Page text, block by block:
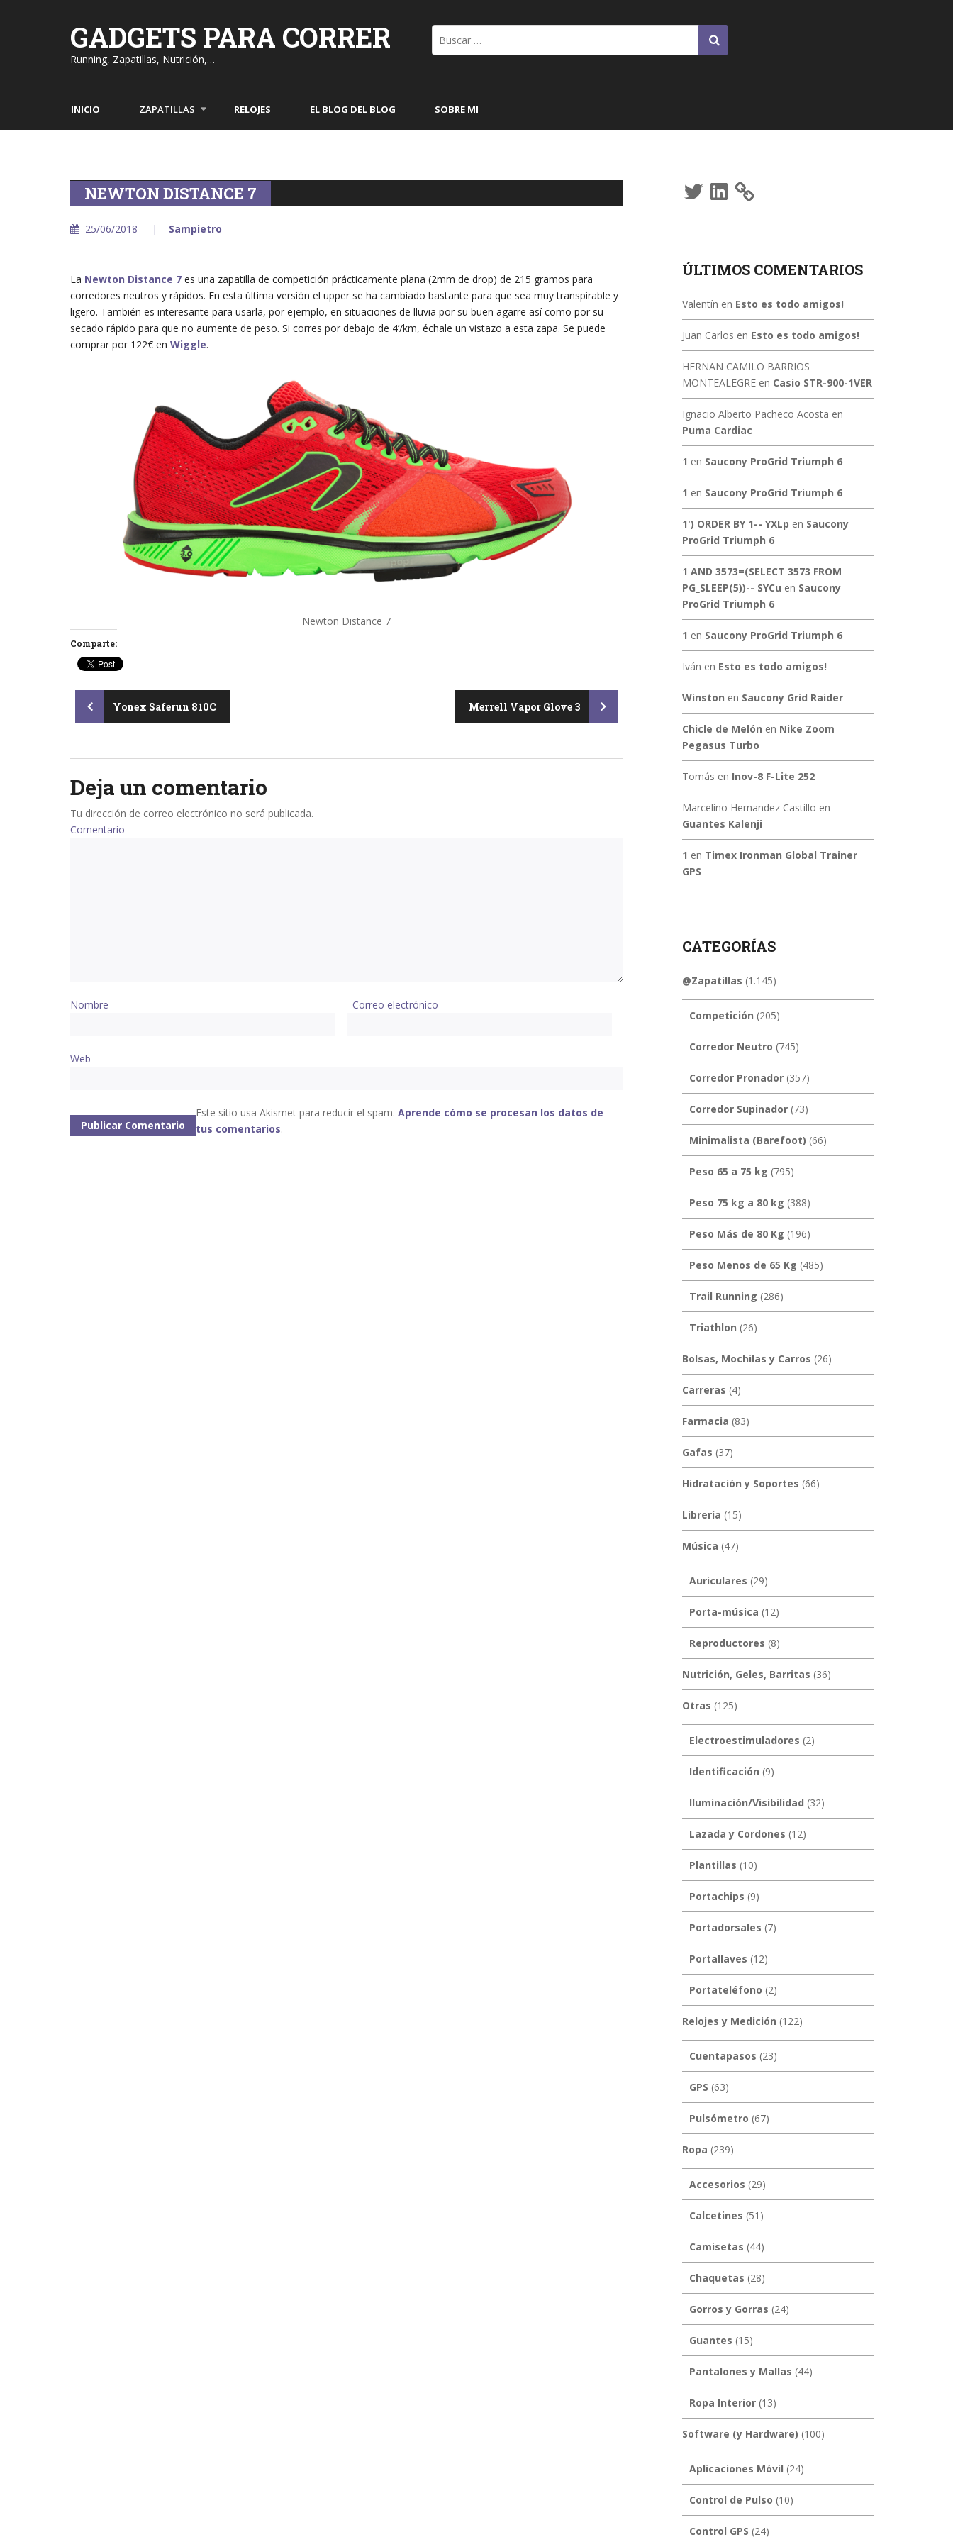
GADGETS PARA CORRER
Running, Zapatillas, Nutrición,…
INICIO ZAPATILLAS RELOJES EL BLOG DEL BLOG SOBRE MI
NEWTON DISTANCE 7
25/06/2018 Sampietro
La Newton Distance 7es una zapatilla de competición prácticamente plana (2mm de drop) de 215 gramos para
corredores neutros y rápidos. En esta última versión el upper se ha cambiado bastante para que sea muy transpirable y
ligero. También es interesante para usarla, por ejemplo, en situaciones de lluvia por su buen agarre así como por su
secado rápido para que no aumente de peso. Si corres por debajo de 4’/km, échale un vistazo a esta zapa. Se puede
comprar por 122€ en Wiggle.
Newton Distance 7
Comparte:
Post
navigation
Yonex Saferun 810C Merrell Vapor Glove 3
Deja un comentario
Tu dirección de correo electrónico no será publicada.
Comentario
Nombre Correo electrónico
Web
Este sitio usa Akismet para reducir el spam. Aprende cómo se procesan los datos de
tus comentarios.
TwitterLinkedIn
ÚLTIMOS COMENTARIOS
Valentín en Esto es todo amigos!
Juan Carlos en Esto es todo amigos!
HERNAN CAMILO BARRIOS
MONTEALEGREen Casio STR-900-1VER
Ignacio Alberto Pacheco Acosta en
Puma Cardiac
1 en Saucony ProGrid Triumph 6
1 en Saucony ProGrid Triumph 6
1') ORDER BY 1-- YXLp en Saucony
ProGrid Triumph 6
1 AND 3573=(SELECT 3573 FROM
PG_SLEEP(5))-- SYCu en Saucony
ProGrid Triumph 6
1 en Saucony ProGrid Triumph 6
Iván en Esto es todo amigos!
Winston en Saucony Grid Raider
Chicle de Melón en Nike Zoom
Pegasus Turbo
Tomás en Inov-8 F-Lite 252
Marcelino Hernandez Castillo en
Guantes Kalenji
1 en Timex Ironman Global Trainer
GPS
CATEGORÍAS
@Zapatillas (1.145)
Competición (205)
Corredor Neutro (745)
Corredor Pronador(357)
Corredor Supinador(73)
Minimalista (Barefoot) (66)
Peso 65 a 75 kg (795)
Peso 75 kg a 80 kg (388)
Peso Más de 80 Kg (196)
Peso Menos de 65 Kg (485)
Trail Running (286)
Triathlon (26)
Bolsas, Mochilas y Carros (26)
Carreras (4)
Farmacia (83)
Gafas (37)
Hidratación y Soportes (66)
Librería (15)
Música (47)
Auriculares (29)
Porta-música (12)
Reproductores (8)
Nutrición, Geles, Barritas (36)
Otras (125)
Electroestimuladores (2)
Identificación (9)
Iluminación/Visibilidad (32)
Lazada y Cordones (12)
Plantillas (10)
Portachips (9)
Portadorsales (7)
Portallaves (12)
Portateléfono (2)
Relojes y Medición (122)
Cuentapasos (23)
GPS (63)
Pulsómetro (67)
Ropa (239)
Accesorios (29)
Calcetines (51)
Camisetas (44)
Chaquetas (28)
Gorros y Gorras (24)
Guantes (15)
Pantalones y Mallas (44)
Ropa Interior(13)
Software (y Hardware) (100)
Aplicaciones Móvil (24)
Control de Pulso (10)
Control GPS (24)